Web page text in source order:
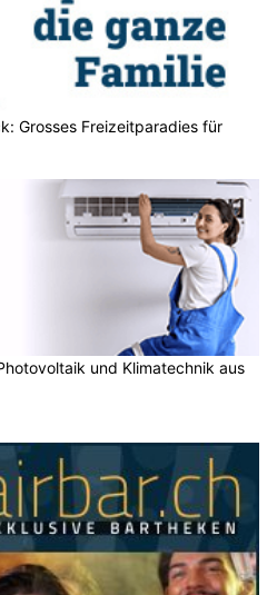
Grosses Freizeitparadies für
und Klimatechnik aus